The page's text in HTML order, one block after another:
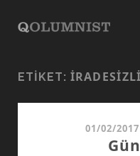
ETIKET:
01/02/2017